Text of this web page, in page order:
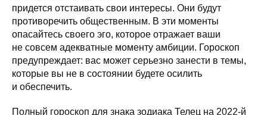
придется отстаивать свои интересы. Они будут
противоречить общественным. В эти моменты
опасайтесь своего эго, которое отражает ваши
не совсем адекватные моменту амбиции. Гороскоп
предупреждает: вас может серьезно занести в темы,
которые вы не в состоянии будете осилить
и обеспечить.
Полный гороскоп для знака зодиака Телец на 2022-й